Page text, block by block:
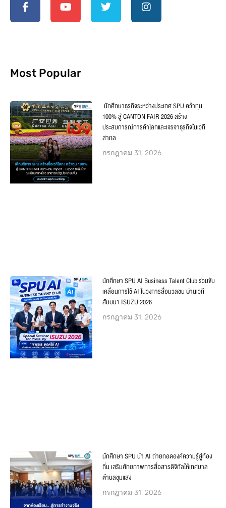
Most Popular
นักศึกษาธุรกิจระหว่างประเทศ SPU คว้าทุน
100% สู่ CANTON FAIR 2026 สร้าง
ประสบการณ์การค้าโลกและเจรจาธุรกิจในเวที
สากล
กรกฎาคม 31, 2026
นักศึกษา SPU AI Business Talent Club ร่วมขับ
เคลื่อนการใช้ AI ในวงการสื่อมวลชน ผ่านเวที
สัมมนา ISUZU 2026
กรกฎาคม 31, 2026
นักศึกษา SPU นำ AI ถ่ายทอดองค์ความรู้สู่ท้อง
ถิ่น เสริมศักยภาพการสื่อสารดิจิทัลให้เทศบาล
ตำบลชุมแสง
กรกฎาคม 31, 2026